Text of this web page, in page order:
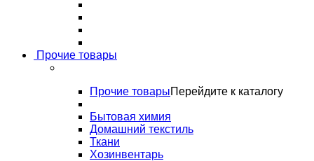
Прочие товары
Прочие товарыПерейдите к каталогу
Бытовая химия
Домашний текстиль
Ткани
Хозинвентарь